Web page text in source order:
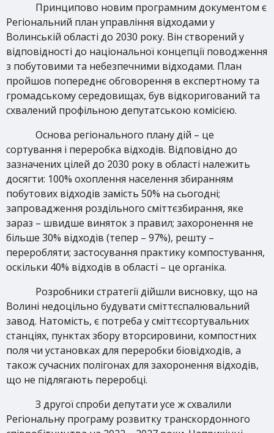
Принципово новим програмним документом є
Регіональний план управління відходами у
Волинській області до 2030 року. Він створений у
відповідності до національної концепції поводження
з побутовими та небезпечними відходами. План
пройшов попереднє обговорення в експертному та
громадському середовищах, був відкоригований та
схвалений профільною депутатською комісією.
Основа регіонального плану дій – це
сортування і переробка відходів. Відповідно до
зазначених цілей до 2030 року в області належить
досягти: 100% охоплення населення збиранням
побутових відходів замість 50% на сьогодні;
запровадження роздільного сміттєзбирання, яке
зараз – швидше виняток з правил; захоронення не
більше 30% відходів (тепер – 97%), решту –
переробляти; застосування практику компостування,
оскільки 40% відходів в області – це органіка.
Розробники стратегії дійшли висновку, що на
Волині недоцільно будувати сміттєспалювальний
завод. Натомість, є потреба у сміттєсортувальних
станціях, пунктах збору вторсировини, компостних
поля чи установках для переробки біовідходів, а
також сучасних полігонах для захоронення відходів,
що не підлягають переробці.
З другої спроби депутати усе ж схвалили
Регіональну програму розвитку транскордонного